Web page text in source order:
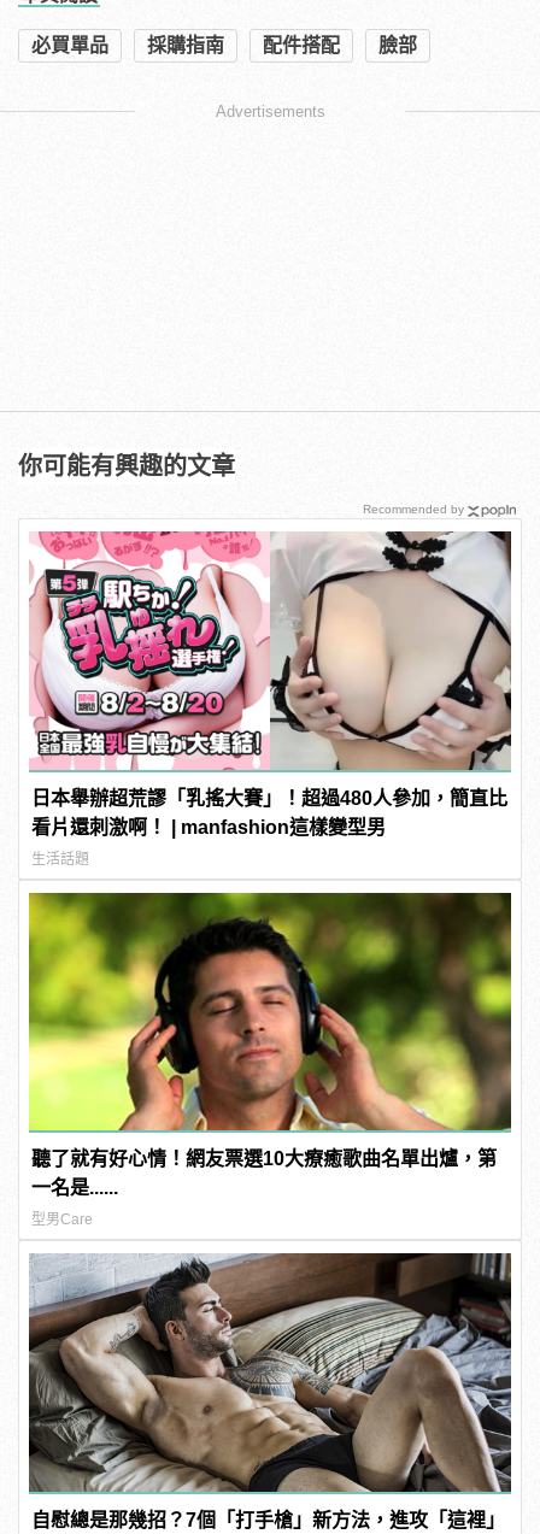
必買單品 採購指南 配件搭配 臉部
Advertisements
你可能有興趣的文章
日本舉辦超荒謬「乳搖大賽」！超過480人參加，簡直比
看片還刺激啊！ | manfashion這樣變型男
生活話題
聽了就有好心情！網友票選10大療癒歌曲名單出爐，第
一名是......
型男Care
自慰總是那幾招？7個「打手槍」新方法，進攻「這裡」
Recommended by